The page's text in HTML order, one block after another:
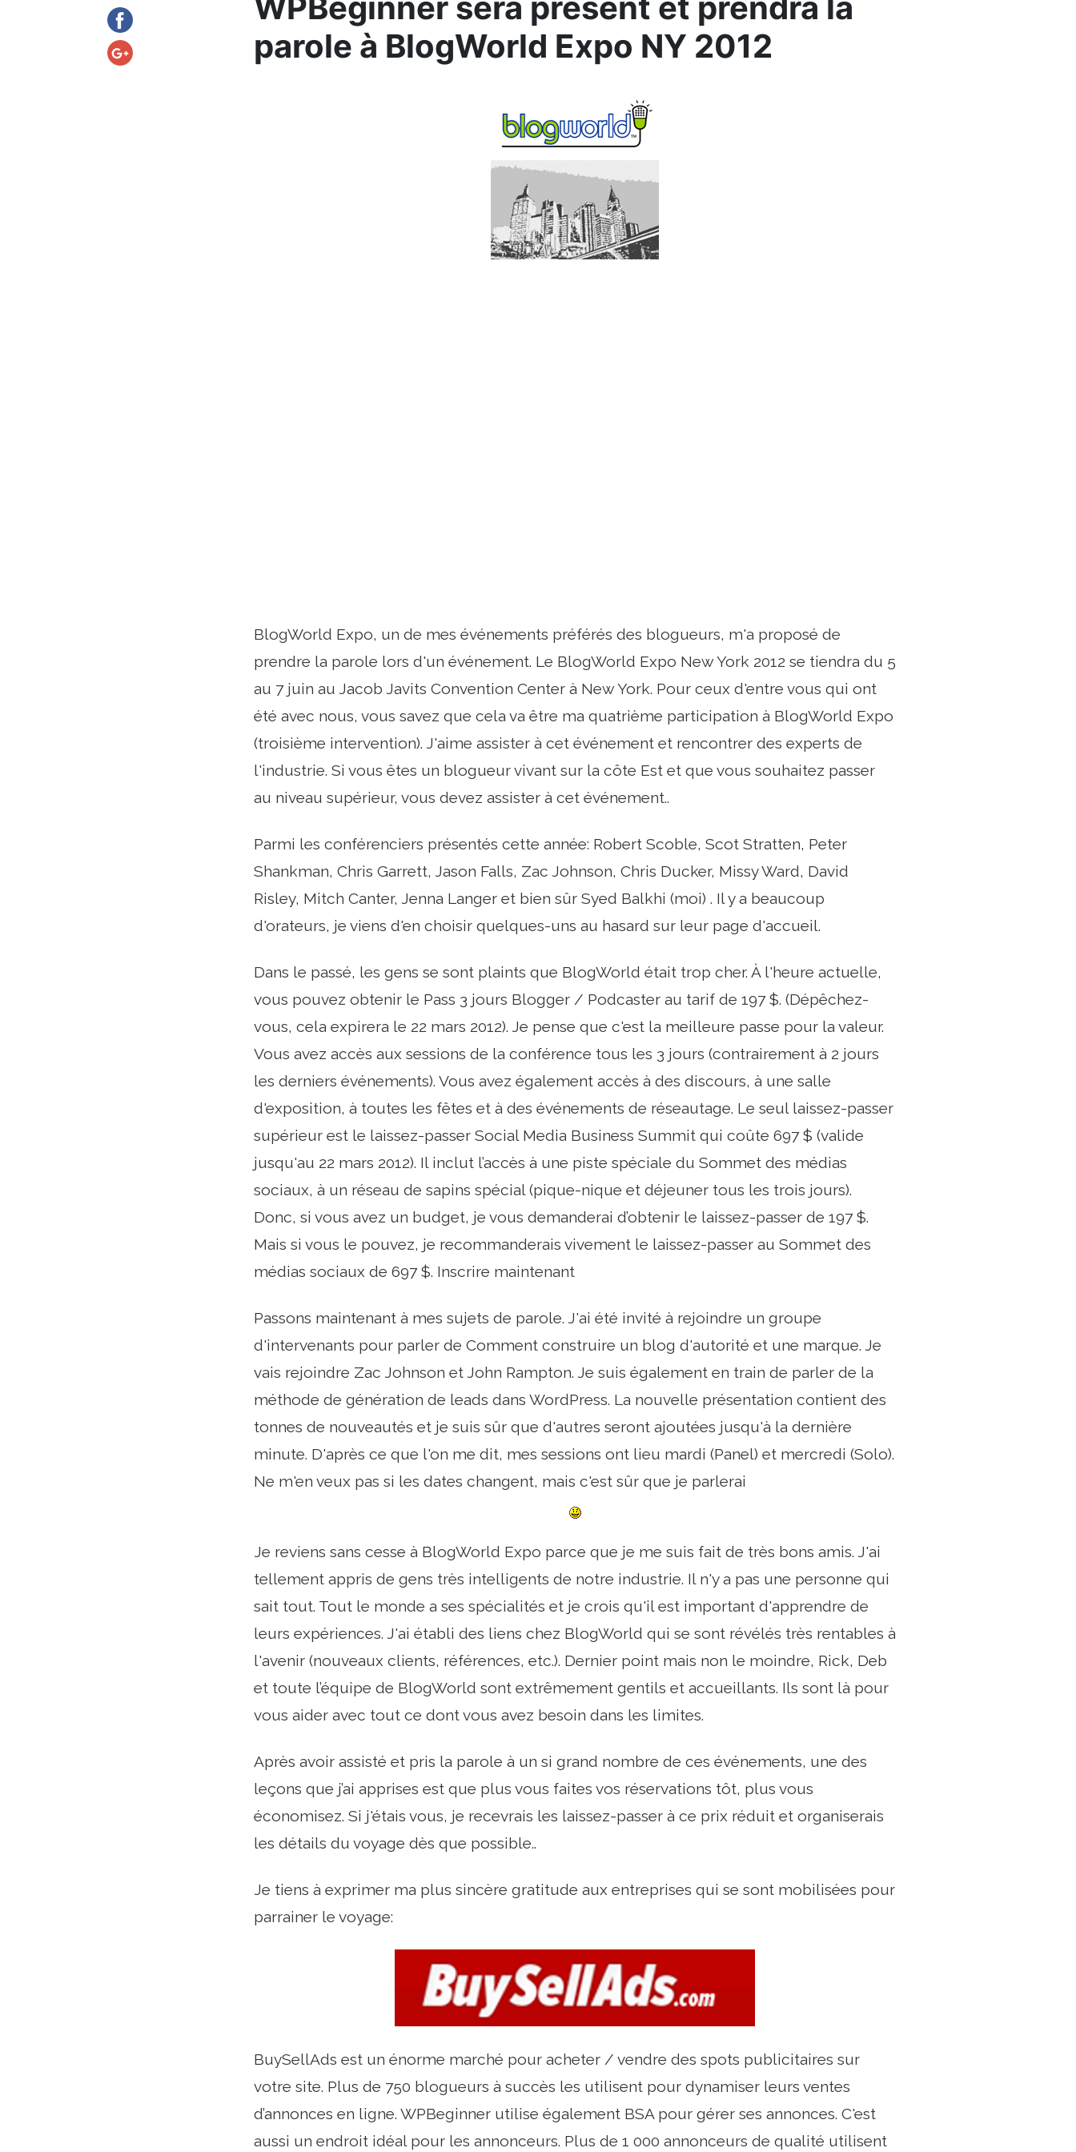
parole à BlogWorld Expo NY 2012
BlogWorld Expo, un de mes événements préférés des blogueurs, m'a proposé de
prendre la parole lors d'un événement. Le BlogWorld Expo New York 2012 se tiendra du 5
au 7 juin au Jacob Javits Convention Center à New York. Pour ceux d'entre vous qui ont
été avec nous, vous savez que cela va être ma quatrième participation à BlogWorld Expo
(troisième intervention). J'aime assister à cet événement et rencontrer des experts de
l'industrie. Si vous êtes un blogueur vivant sur la côte Est et que vous souhaitez passer
au niveau supérieur, vous devez assister à cet événement..
Parmi les conférenciers présentés cette année: Robert Scoble, Scot Stratten, Peter
Shankman, Chris Garrett, Jason Falls, Zac Johnson, Chris Ducker, Missy Ward, David
Risley, Mitch Canter, Jenna Langer et bien sûr Syed Balkhi (moi) . Il y a beaucoup
d'orateurs, je viens d'en choisir quelques-uns au hasard sur leur page d'accueil.
Dans le passé, les gens se sont plaints que BlogWorld était trop cher. À l'heure actuelle,
vous pouvez obtenir le Pass 3 jours Blogger / Podcaster au tarif de 197 $. (Dépêchez-
vous, cela expirera le 22 mars 2012). Je pense que c'est la meilleure passe pour la valeur.
Vous avez accès aux sessions de la conférence tous les 3 jours (contrairement à 2 jours
les derniers événements). Vous avez également accès à des discours, à une salle
d'exposition, à toutes les fêtes et à des événements de réseautage. Le seul laissez-passer
supérieur est le laissez-passer Social Media Business Summit qui coûte 697 $ (valide
jusqu'au 22 mars 2012). Il inclut l’accès à une piste spéciale du Sommet des médias
sociaux, à un réseau de sapins spécial (pique-nique et déjeuner tous les trois jours).
Donc, si vous avez un budget, je vous demanderai d’obtenir le laissez-passer de 197 $.
Mais si vous le pouvez, je recommanderais vivement le laissez-passer au Sommet des
médias sociaux de 697 $. Inscrire maintenant
Passons maintenant à mes sujets de parole. J'ai été invité à rejoindre un groupe
d'intervenants pour parler de Comment construire un blog d'autorité et une marque. Je
vais rejoindre Zac Johnson et John Rampton. Je suis également en train de parler de la
méthode de génération de leads dans WordPress. La nouvelle présentation contient des
tonnes de nouveautés et je suis sûr que d'autres seront ajoutées jusqu'à la dernière
minute. D'après ce que l'on me dit, mes sessions ont lieu mardi (Panel) et mercredi (Solo).
Ne m'en veux pas si les dates changent, mais c'est sûr que je parlerai
Je reviens sans cesse à BlogWorld Expo parce que je me suis fait de très bons amis. J'ai
tellement appris de gens très intelligents de notre industrie. Il n'y a pas une personne qui
sait tout. Tout le monde a ses spécialités et je crois qu'il est important d'apprendre de
leurs expériences. J'ai établi des liens chez BlogWorld qui se sont révélés très rentables à
l'avenir (nouveaux clients, références, etc.). Dernier point mais non le moindre, Rick, Deb
et toute l’équipe de BlogWorld sont extrêmement gentils et accueillants. Ils sont là pour
vous aider avec tout ce dont vous avez besoin dans les limites.
Après avoir assisté et pris la parole à un si grand nombre de ces événements, une des
leçons que j’ai apprises est que plus vous faites vos réservations tôt, plus vous
économisez. Si j'étais vous, je recevrais les laissez-passer à ce prix réduit et organiserais
les détails du voyage dès que possible..
Je tiens à exprimer ma plus sincère gratitude aux entreprises qui se sont mobilisées pour
parrainer le voyage:
BuySellAds est un énorme marché pour acheter / vendre des spots publicitaires sur
votre site. Plus de 750 blogueurs à succès les utilisent pour dynamiser leurs ventes
d’annonces en ligne. WPBeginner utilise également BSA pour gérer ses annonces. C'est
aussi un endroit idéal pour les annonceurs. Plus de 1 000 annonceurs de qualité utilisent